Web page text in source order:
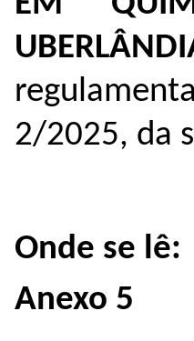
2/2025, da
Onde se lê:
Anexo 5